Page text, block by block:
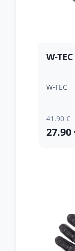
W-
W-TEC
41.90 €
27.90